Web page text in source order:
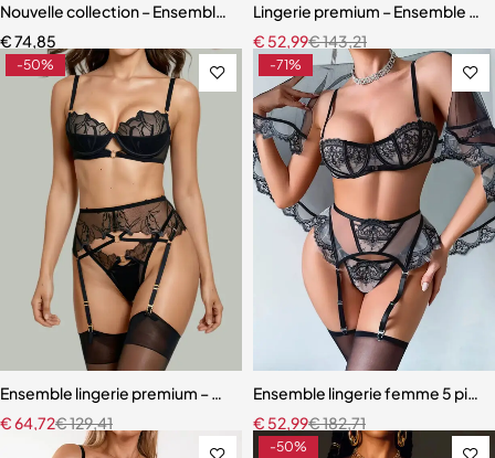
Nouvelle collection – Ensemble lingerie 3 pièces élégant et moderne
€74,85
Lingerie premium – Ensemble
€143,21
€ 52,99
-50%
Ensemble lingerie premium – Bas, soutien-gorge et accessoires
€129,41
€64,72
-71%
Ensemble lingerie femme 5
€182,71
€ 52,99
-50%